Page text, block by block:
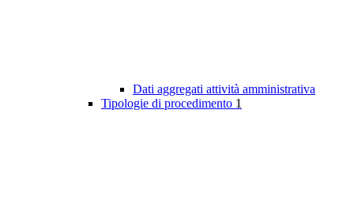
Dati aggregati attività amministrativa
Tipologie di procedimento 1